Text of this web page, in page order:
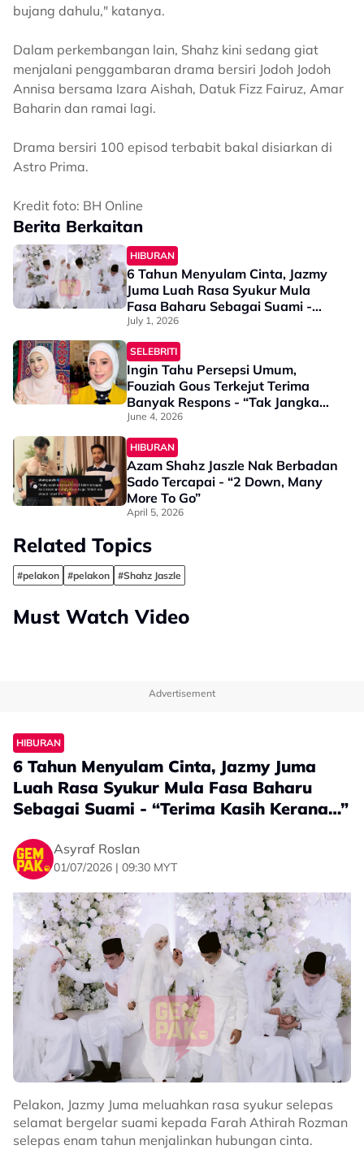
bujang dahulu," katanya.
Dalam perkembangan lain, Shahz kini sedang giat
menjalani penggambaran drama bersiri Jodoh Jodoh
Annisa bersama Izara Aishah, Datuk Fizz Fairuz, Amar
Baharin dan ramai lagi.
Drama bersiri 100 episod terbabit bakal disiarkan di
Astro Prima.
Kredit foto: BH Online
Berita Berkaitan
HIBURAN
6 Tahun Menyulam Cinta, Jazmy
Juma Luah Rasa Syukur Mula
Fasa Baharu Sebagai Suami -
“Terima Kasih Kerana…”
July 1, 2026
SELEBRITI
Ingin Tahu Persepsi Umum,
Fouziah Gous Terkejut Terima
Banyak Respons - “Tak Jangka
Korang Balas Dengan
Pandangan Saya ‘Artis’ Tapi…”
June 4, 2026
HIBURAN
Azam Shahz Jaszle Nak Berbadan
Sado Tercapai - “2 Down, Many
More To Go”
April 5, 2026
Related Topics
#pelakon #pelakon #Shahz Jaszle
Must Watch Video
Advertisement
HIBURAN
6 Tahun Menyulam Cinta, Jazmy Juma
Luah Rasa Syukur Mula Fasa Baharu
Sebagai Suami - “Terima Kasih Kerana…”
Asyraf Roslan
01/07/2026 | 09:30 MYT
Pelakon, Jazmy Juma meluahkan rasa syukur selepas
selamat bergelar suami kepada Farah Athirah Rozman
selepas enam tahun menjalinkan hubungan cinta.